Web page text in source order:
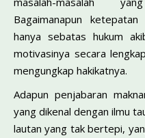
Bagaimanapun
hanya sebatas hukum
motivasinya secara
mengungkap hakikatnya.
Adapun penjabaran
yang dikenal dengan ilmu
lautan yang tak bertepi,